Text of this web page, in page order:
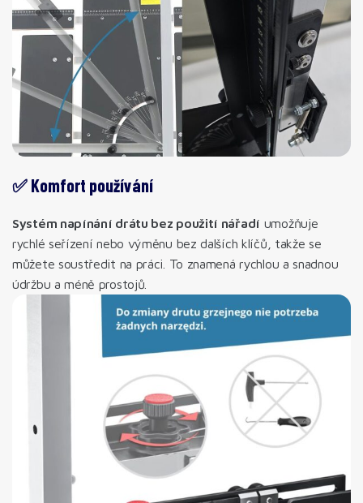
✅ Komfort používání
Systém napínání drátu bez použití nářadí umožňuje
rychlé seřízení nebo výměnu bez dalších klíčů, takže se
můžete soustředit na práci. To znamená rychlou a snadnou
údržbu a méně prostojů.